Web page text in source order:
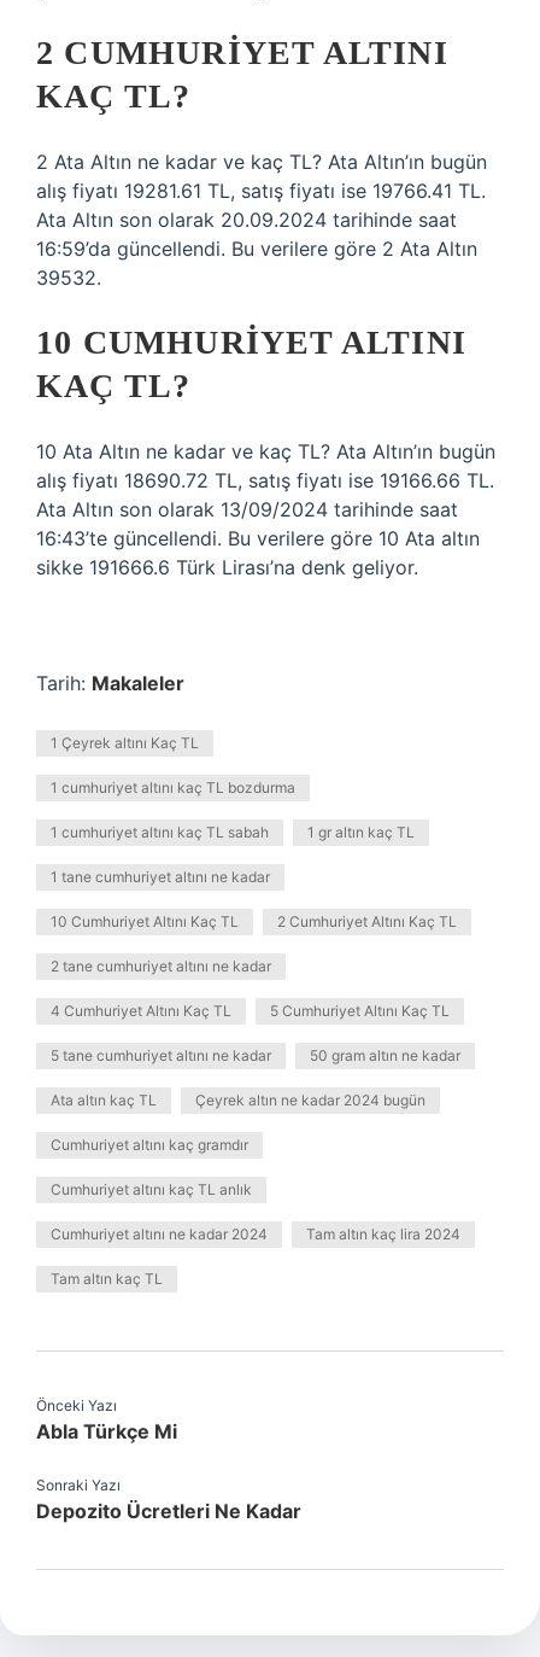
2 CUMHURIYET ALTINI
KAÇ TL?
2 Ata Altın ne kadar ve kaç TL? Ata Altın’ın bugün
alış fiyatı 19281.61 TL, satış fiyatı ise 19766.41 TL.
Ata Altın son olarak 20.09.2024 tarihinde saat
16:59’da güncellendi. Bu verilere göre 2 Ata Altın
39532.
10 CUMHURIYET ALTINI
KAÇ TL?
10 Ata Altın ne kadar ve kaç TL? Ata Altın’ın bugün
alış fiyatı 18690.72 TL, satış fiyatı ise 19166.66 TL.
Ata Altın son olarak 13/09/2024 tarihinde saat
16:43’te güncellendi. Bu verilere göre 10 Ata altın
sikke 191666.6 Türk Lirası’na denk geliyor.
Tarih: Makaleler
1 Çeyrek altını Kaç TL
1 cumhuriyet altını kaç TL bozdurma
1 cumhuriyet altını kaç TL sabah 1 gr altın kaç TL
1 tane cumhuriyet altını ne kadar
10 Cumhuriyet Altını Kaç TL 2 Cumhuriyet Altını Kaç TL
2 tane cumhuriyet altını ne kadar
4 Cumhuriyet Altını Kaç TL 5 Cumhuriyet Altını Kaç TL
5 tane cumhuriyet altını ne kadar 50 gram altın ne kadar
Ata altın kaç TL Çeyrek altın ne kadar 2024 bugün
Cumhuriyet altını kaç gramdır
Cumhuriyet altını kaç TL anlık
Cumhuriyet altını ne kadar 2024 Tam altın kaç lira 2024
Tam altın kaç TL
Önceki Yazı
Abla Türkçe Mi
Sonraki Yazı
Depozito Ücretleri Ne Kadar